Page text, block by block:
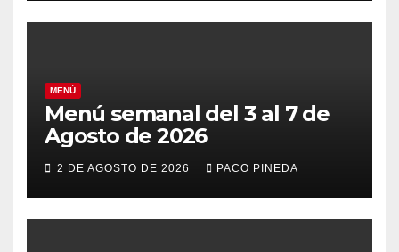
MENÚ
Menú semanal del 3 al 7 de
Agosto de 2026
2 DE AGOSTO DE 2026 PACO PINEDA